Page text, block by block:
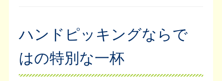
ハンドピッキングならで
はの特別な一杯